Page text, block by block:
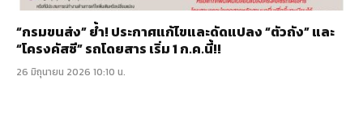
“กรมขนส่ง” ย้ำ! ประกาศแก้ไขและดัดแปลง “ตัวถัง” และ
“โครงคัสซี” รถโดยสาร เริ่ม 1 ก.ค.นี้!!
26 มิถุนายน 2026 10:10 น.